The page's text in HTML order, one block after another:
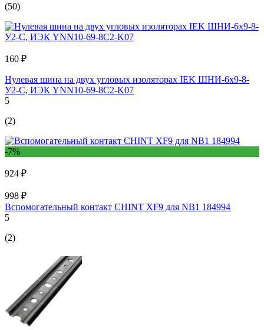
(50)
160 ₽
Нулевая шина на двух угловых изоляторах IEK ШНИ-6x9-8-
У2-С, ИЭК YNN10-69-8C2-K07
5
(2)
-7%
924 ₽
998 ₽
Вспомогательный контакт CHINT XF9 для NB1 184994
5
(2)